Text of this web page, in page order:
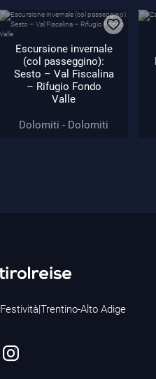
Escursione invernale
(col passeggino):
Sesto – Val Fiscalina
– Rifugio Fondo
Valle
Dolomiti - Dolomiti
Festività|Trentino-Alto Adige